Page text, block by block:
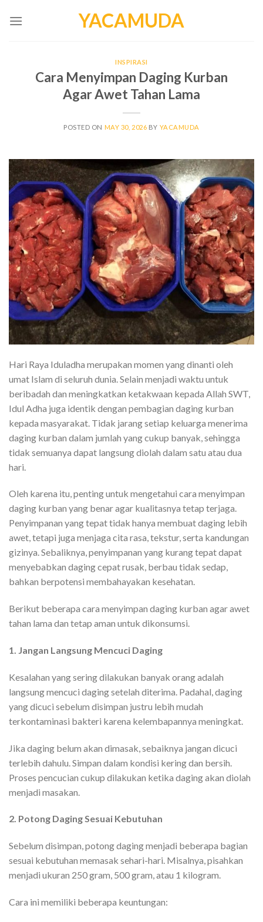
YACAMUDA
INSPIRASI
Cara Menyimpan Daging Kurban
Agar Awet Tahan Lama
POSTED ON MAY 30, 2026 BY YACAMUDA
Hari Raya Iduladha merupakan momen yang dinanti oleh
umat Islam di seluruh dunia. Selain menjadi waktu untuk
beribadah dan meningkatkan ketakwaan kepada Allah SWT,
Idul Adha juga identik dengan pembagian daging kurban
kepada masyarakat. Tidak jarang setiap keluarga menerima
daging kurban dalam jumlah yang cukup banyak, sehingga
tidak semuanya dapat langsung diolah dalam satu atau dua
hari.
Oleh karena itu, penting untuk mengetahui cara menyimpan
daging kurban yang benar agar kualitasnya tetap terjaga.
Penyimpanan yang tepat tidak hanya membuat daging lebih
awet, tetapi juga menjaga cita rasa, tekstur, serta kandungan
gizinya. Sebaliknya, penyimpanan yang kurang tepat dapat
menyebabkan daging cepat rusak, berbau tidak sedap,
bahkan berpotensi membahayakan kesehatan.
Berikut beberapa cara menyimpan daging kurban agar awet
tahan lama dan tetap aman untuk dikonsumsi.
1. Jangan Langsung Mencuci Daging
Kesalahan yang sering dilakukan banyak orang adalah
langsung mencuci daging setelah diterima. Padahal, daging
yang dicuci sebelum disimpan justru lebih mudah
terkontaminasi bakteri karena kelembapannya meningkat.
Jika daging belum akan dimasak, sebaiknya jangan dicuci
terlebih dahulu. Simpan dalam kondisi kering dan bersih.
Proses pencucian cukup dilakukan ketika daging akan diolah
menjadi masakan.
2. Potong Daging Sesuai Kebutuhan
Sebelum disimpan, potong daging menjadi beberapa bagian
sesuai kebutuhan memasak sehari-hari. Misalnya, pisahkan
menjadi ukuran 250 gram, 500 gram, atau 1 kilogram.
Cara ini memiliki beberapa keuntungan: